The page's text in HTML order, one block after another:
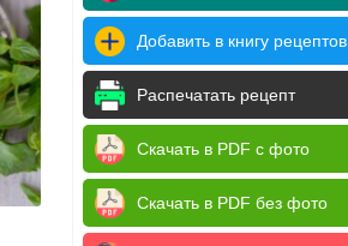
Добавить в книгу рецептов
Распечатать рецепт
Скачать в PDF с фото
Скачать в PDF без фото